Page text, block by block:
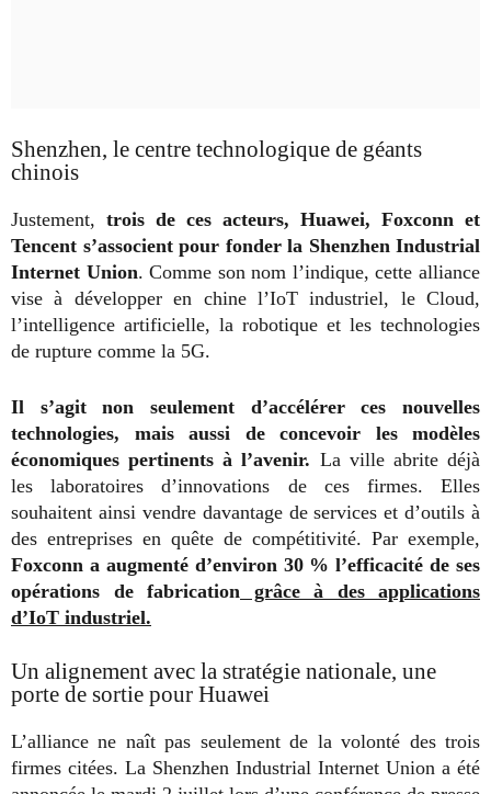
Shenzhen, le centre technologique de géants
chinois
Justement, trois de ces acteurs, Huawei, Foxconn et
Tencent s’associent pour fonder la Shenzhen Industrial
Internet Union. Comme son nom l’indique, cette alliance
vise à développer en chine l’IoT industriel, le Cloud,
l’intelligence artificielle, la robotique et les technologies
de rupture comme la 5G.
Il s’agit non seulement d’accélérer ces nouvelles
technologies, mais aussi de concevoir les modèles
économiques pertinents à l’avenir. La ville abrite déjà
les laboratoires d’innovations de ces firmes. Elles
souhaitent ainsi vendre davantage de services et d’outils à
des entreprises en quête de compétitivité. Par exemple,
Foxconn a augmenté d’environ 30 % l’efficacité de ses
opérations de fabrication grâce à des applications
d’IoT industriel.
Un alignement avec la stratégie nationale, une
porte de sortie pour Huawei
L’alliance ne naît pas seulement de la volonté des trois
firmes citées. La Shenzhen Industrial Internet Union a été